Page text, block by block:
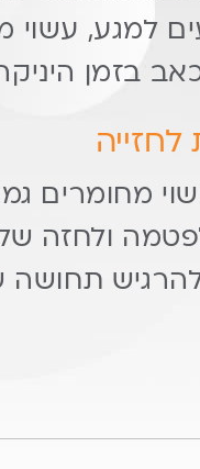
למגע, עשוי
בזמן
מחומרים
ולחזה
תחושה